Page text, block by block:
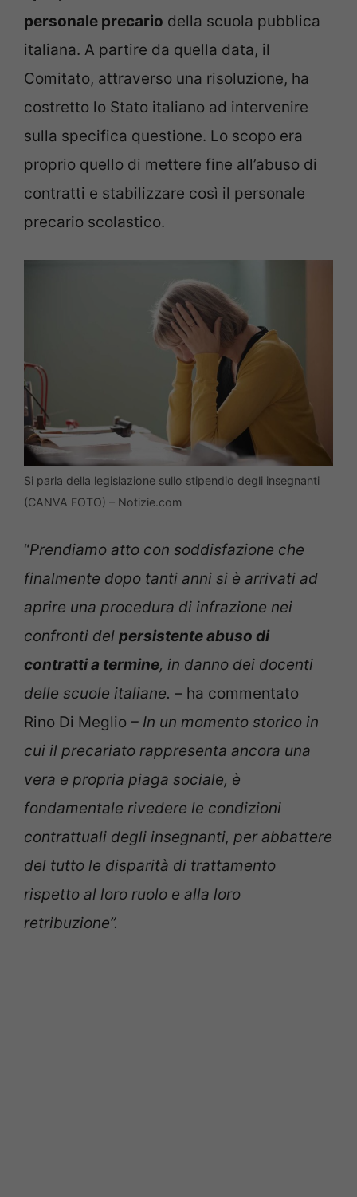
personale precario della scuola pubblica
italiana. A partire da quella data, il
Comitato, attraverso una risoluzione, ha
costretto lo Stato italiano ad intervenire
sulla specifica questione. Lo scopo era
proprio quello di mettere fine all’abuso di
contratti e stabilizzare così il personale
precario scolastico.
Si parla della legislazione sullo stipendio degli insegnanti
(CANVA FOTO) – Notizie.com
“Prendiamo atto con soddisfazione che
finalmente dopo tanti anni si è arrivati ad
aprire una procedura di infrazione nei
confronti del persistente abuso di
contratti a termine, in danno dei docenti
delle scuole italiane. – ha commentato
Rino Di Meglio – In un momento storico in
cui il precariato rappresenta ancora una
vera e propria piaga sociale, è
fondamentale rivedere le condizioni
contrattuali degli insegnanti, per abbattere
del tutto le disparità di trattamento
rispetto al loro ruolo e alla loro
retribuzione”.